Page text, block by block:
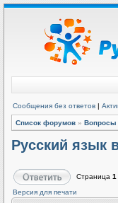
Сообщения без ответов |
Список форумов » Вопросы
Русский язык
Страница 1
Версия для печати